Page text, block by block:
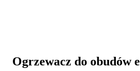
Ogrzewacz do obudów